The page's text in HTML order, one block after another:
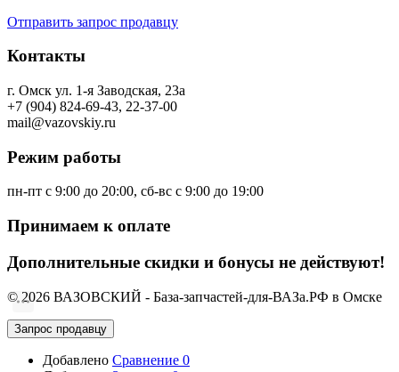
Отправить запрос продавцу
Контакты
г. Омск ул. 1-я Заводская, 23а
+7 (904) 824-69-43, 22-37-00
mail@vazovskiy.ru
Режим работы
пн-пт с 9:00 до 20:00, сб-вс с 9:00 до 19:00
Принимаем к оплате
Дополнительные скидки и бонусы не действуют!
© 2026 ВАЗОВСКИЙ - База-запчастей-для-ВАЗа.РФ в Омске
Запрос продавцу
Добавлено Сравнение 0